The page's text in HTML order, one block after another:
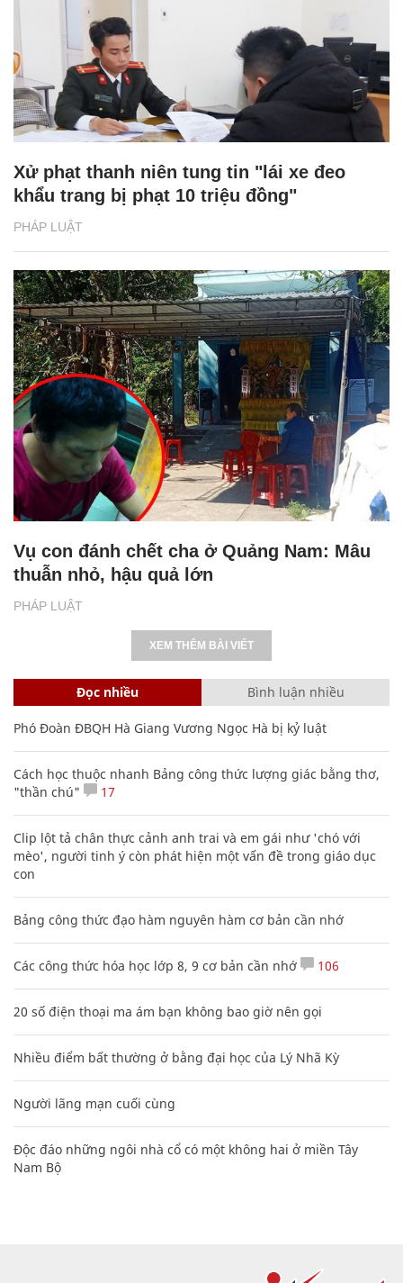
PHÁP LUẬT
Xử phạt thanh niên tung tin "lái xe đeo
khẩu trang bị phạt 10 triệu đồng"
PHÁP LUẬT
Vụ con đánh chết cha ở Quảng Nam: Mâu
thuẫn nhỏ, hậu quả lớn
XEM THÊM BÀI VIẾT
Đọc nhiều Bình luận nhiều
Phó Đoàn ĐBQH Hà Giang Vương Ngọc Hà bị kỷ luật
Cách học thuộc nhanh Bảng công thức lượng giác bằng thơ,
"thần chú"
17
Clip lột tả chân thực cảnh anh trai và em gái như 'chó với
mèo', người tinh ý còn phát hiện một vấn đề trong giáo dục
con
Bảng công thức đạo hàm nguyên hàm cơ bản cần nhớ
Các công thức hóa học lớp 8, 9 cơ bản cần nhớ 106
20 số điện thoại ma ám bạn không bao giờ nên gọi
Nhiều điểm bất thường ở bằng đại học của Lý Nhã Kỳ
Người lãng mạn cuối cùng
Độc đáo những ngôi nhà cổ có một không hai ở miền Tây
Nam Bộ